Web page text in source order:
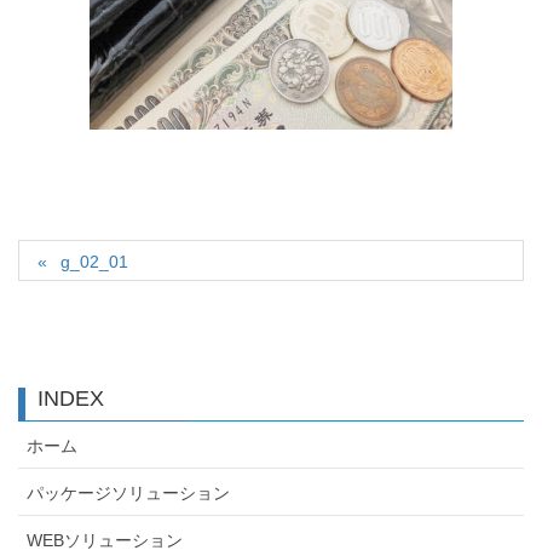
g_02_01
INDEX
ホーム
パッケージソリューション
WEBソリューション